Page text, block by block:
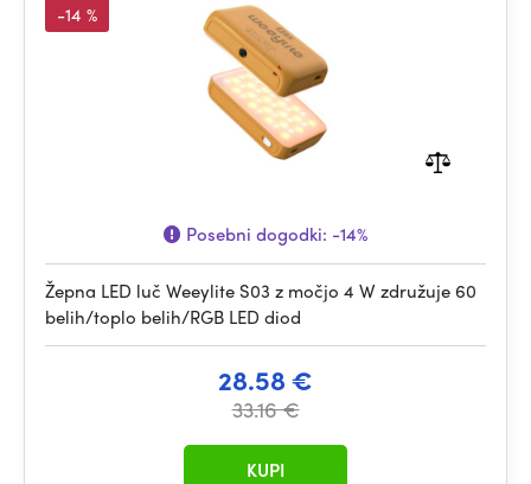
-14 %
Posebni dogodki: -14%
Žepna LED luč Weeylite S03 z močjo 4 W združuje 60
belih/toplo belih/RGB LED diod
28.58 €
33.16 €
KUPI